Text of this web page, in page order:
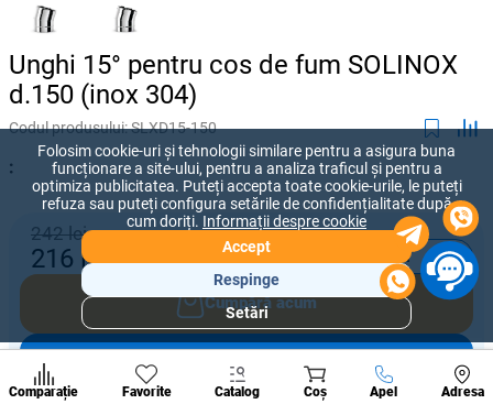
Unghi 15° pentru cos de fum SOLINOX
d.150 (inox 304)
Codul produsului:SLXD15-150
:
242 lei
216 lei +
Cumpără acum
Adaugă în coș
Comparație Favorite Catalog Coș Apel Adresa
A suna
Secțiuni
populare
de
Folosim cookie-uri și tehnologii similare pentru a asigura buna
funcționare a site-ului, pentru a analiza traficul și pentru a
optimiza publicitatea. Puteți accepta toate cookie-urile, le puteți
refuza sau puteți configura setările de confidențialitate după
cum doriți. Informații despre cookie
Accept
Respinge
Setări